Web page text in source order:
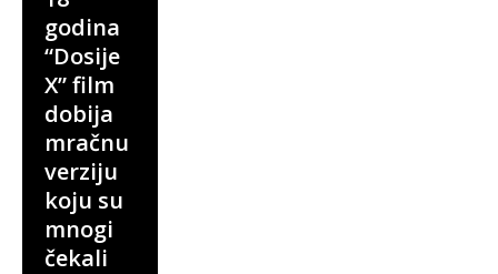
godina
“Dosije
X” film
dobija
mračnu
verziju
koju su
mnogi
čekali